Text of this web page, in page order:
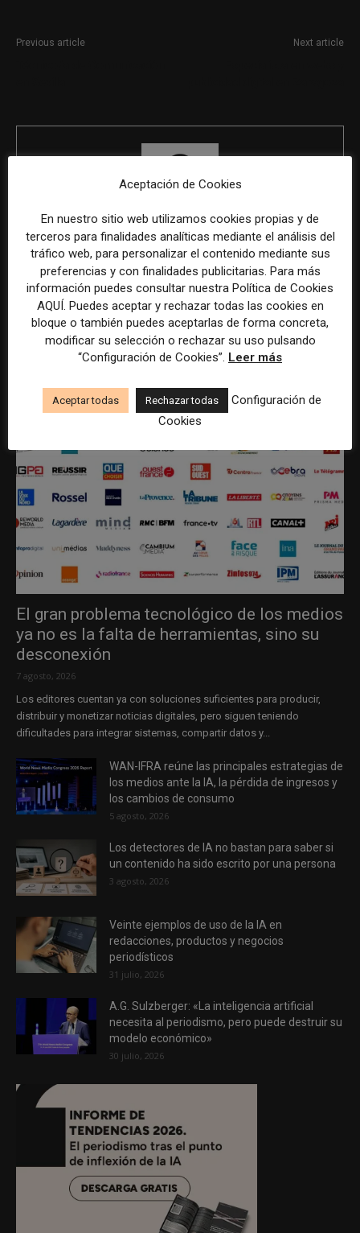
Previous article Next article
REDACCIÓN
ÚLTIMOS ARTÍCULOS
El gran problema tecnológico de los medios
ya no es la falta de herramientas, sino su
desconexión
7 agosto, 2026
Los editores cuentan ya con soluciones suficientes para producir,
distribuir y monetizar noticias digitales, pero siguen teniendo
dificultades para integrar sistemas, compartir datos y...
WAN-IFRA reúne las principales estrategias de
los medios ante la IA, la pérdida de ingresos y
los cambios de consumo
5 agosto, 2026
Los detectores de IA no bastan para saber si
un contenido ha sido escrito por una persona
3 agosto, 2026
Veinte ejemplos de uso de la IA en
redacciones, productos y negocios
periodísticos
31 julio, 2026
A.G. Sulzberger: «La inteligencia artificial
necesita al periodismo, pero puede destruir su
modelo económico»
30 julio, 2026
Aceptación de Cookies
En nuestro sitio web utilizamos cookies propias y de
terceros para finalidades analíticas mediante el análisis del
tráfico web, para personalizar el contenido mediante sus
preferencias y con finalidades publicitarias. Para más
información puedes consultar nuestra Política de Cookies
AQUÍ. Puedes aceptar y rechazar todas las cookies en
bloque o también puedes aceptarlas de forma concreta,
modificar su selección o rechazar su uso pulsando
“Configuración de Cookies”. Leer más
Aceptar todas Rechazar todas
Configuración de
Cookies